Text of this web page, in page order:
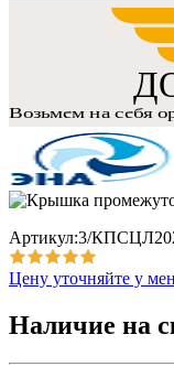
Артикул:3/
Цену уточняйте у
Наличие на